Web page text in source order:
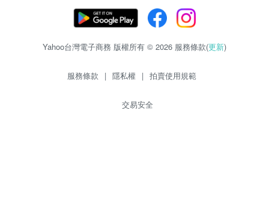
Yahoo台灣電子商務 版權所有 © 2026 服務條款(更新)
服務條款 | 隱私權 | 拍賣使用規範
交易安全